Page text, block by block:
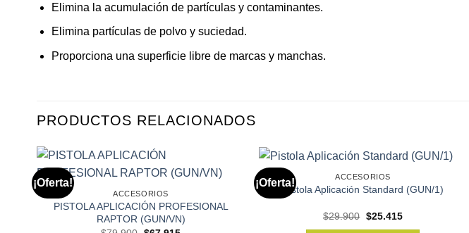
Elimina la acumulación de partículas y contaminantes.
Elimina partículas de polvo y suciedad.
Proporciona una superficie libre de marcas y manchas.
PRODUCTOS RELACIONADOS
¡Oferta!
ACCESORIOS
PISTOLA APLICACIÓN PROFESIONAL
RAPTOR (GUN/VN)
¡Oferta! ACCESORIOS
Pistola Aplicación Standard (GUN/1)
$29.900 El
$25.415El